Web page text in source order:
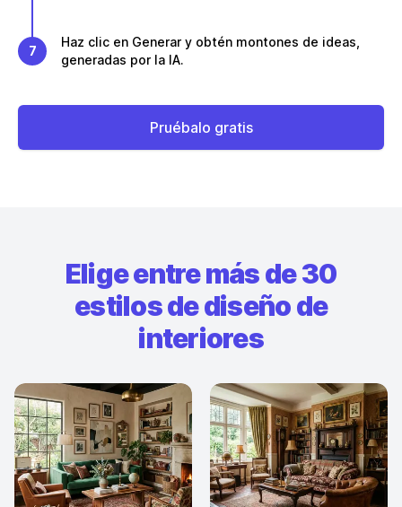
7
Haz clic en Generar y obtén montones de ideas,
generadas por la IA.
Pruébalo gratis
Elige entre más de 30
estilos de diseño de
interiores